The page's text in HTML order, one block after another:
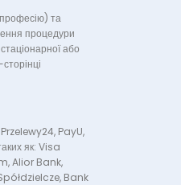
та
процедури
або
PayU,
як: Visa
Alior Bank,
Bank